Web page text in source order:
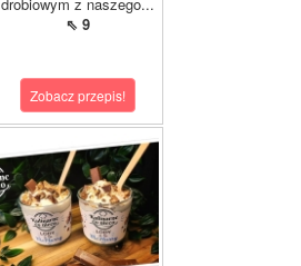
drobiowym z naszego...
⇖ 9
Zobacz przepis!